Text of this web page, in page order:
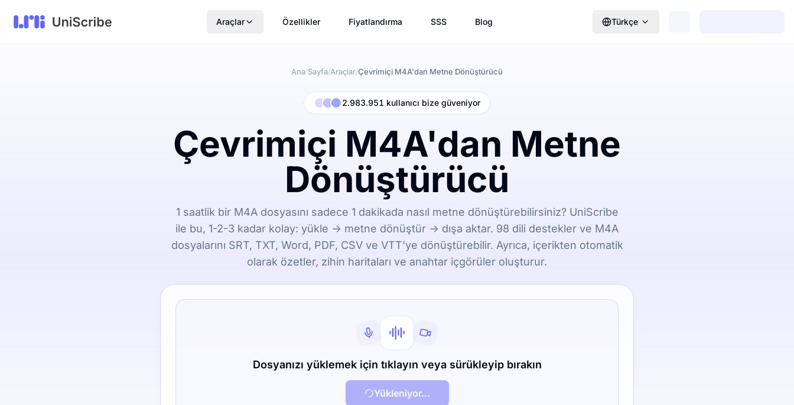
Araçlar Özellikler Fiyatlandırma SSS Blog Türkçe
Ana Sayfa/Araçlar/Çevrimiçi M4A'dan Metne Dönüştürücü
2.983.951 kullanıcı bize güveniyor
Çevrimiçi M4A'dan Metne
Dönüştürücü
1 saatlik bir M4A dosyasını sadece 1 dakikada nasıl metne dönüştürebilirsiniz? UniScribe
ile bu, 1-2-3 kadar kolay: yükle -> metne dönüştür -> dışa aktar. 98 dili destekler ve M4A
dosyalarını SRT, TXT, Word, PDF, CSV ve VTT'ye dönüştürebilir. Ayrıca, içerikten otomatik
olarak özetler, zihin haritaları ve anahtar içgörüler oluşturur.
Dosyanızı yüklemek için tıklayın veya sürükleyip bırakın
Yükleniyor...